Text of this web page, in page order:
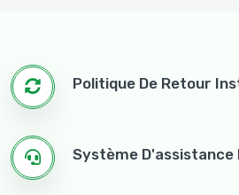
Politique De Retour
Système D'assistance